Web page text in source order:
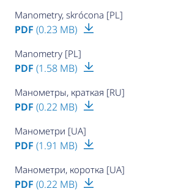
Manometry, skrócona [PL]
PDF (0.23 MB)
Manometry [PL]
PDF (1.58 MB)
Манометры, краткая [RU]
PDF (0.22 MB)
Манометри [UA]
PDF (1.91 MB)
Манометри, коротка [UA]
PDF (0.22 MB)